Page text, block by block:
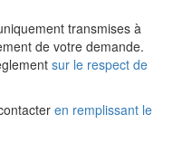
transmises à
de votre demande.
sur le respect de
en remplissant le